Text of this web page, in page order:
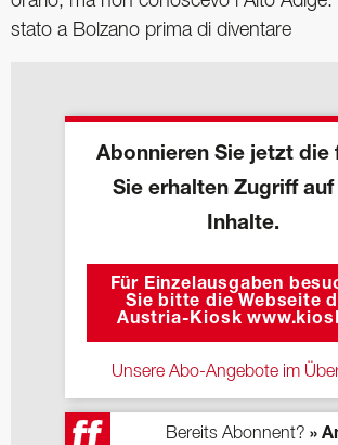
stato a Bolzano prima di diventare
Abonnieren Sie jetzt die
Sie erhalten Zugriff auf
Inhalte.
Für Einzelausgaben
Sie bitte die Webseite
Austria-Kiosk
Unsere Abo-Angebote im
Bereits Abonnent? »